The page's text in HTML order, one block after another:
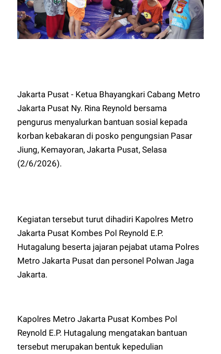
Jakarta Pusat - Ketua Bhayangkari Cabang Metro
Jakarta Pusat Ny. Rina Reynold bersama
pengurus menyalurkan bantuan sosial kepada
korban kebakaran di posko pengungsian Pasar
Jiung, Kemayoran, Jakarta Pusat, Selasa
(2/6/2026).
Kegiatan tersebut turut dihadiri Kapolres Metro
Jakarta Pusat Kombes Pol Reynold E.P.
Hutagalung beserta jajaran pejabat utama Polres
Metro Jakarta Pusat dan personel Polwan Jaga
Jakarta.
Kapolres Metro Jakarta Pusat Kombes Pol
Reynold E.P. Hutagalung mengatakan bantuan
tersebut merupakan bentuk kepedulian